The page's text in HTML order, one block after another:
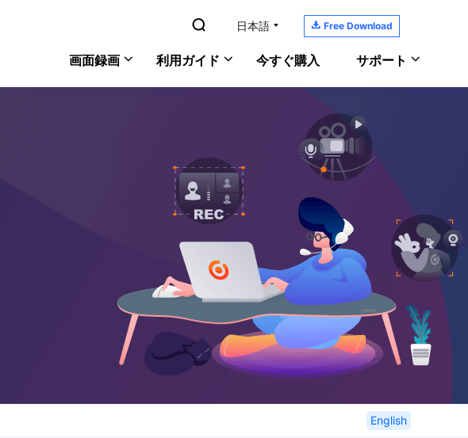
 日本語  Free Download
画面録画
PC画面/音声/ウェブカメラを録画
ScreenShot
PCでスクリーンショットを撮る
利用ガイド
YouTubeの音楽を録音
Macで画面と音声を記録
PCでゲーム実況を録画
おすすめの録画ソフト
今すぐ購入 サポート
サポートセンター
ガイド、ライセンス、お問い合わせ
ダウンロードセンター
ソフトをダウンロードしよう
ヘルプガイド
あなたの問題を解決
オンラインチャット
何でも聞いてください
English